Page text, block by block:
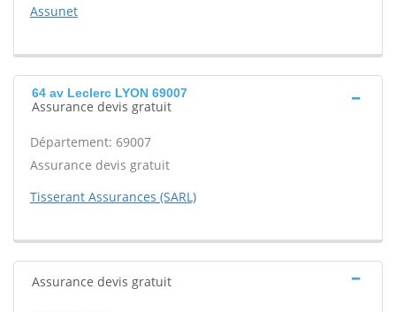
Assunet
64 av Leclerc LYON 69007
Assurance devis gratuit
Département: 69007
Assurance devis gratuit
Tisserant Assurances (SARL)
Assurance devis gratuit